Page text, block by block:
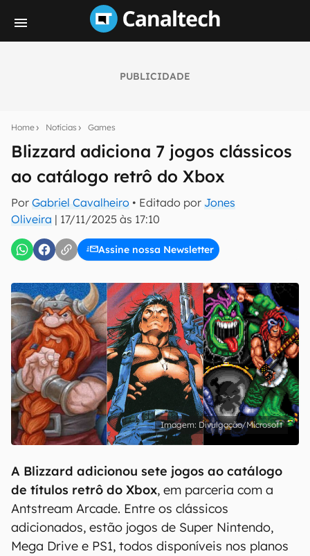
PUBLICIDADE
Home Notícias Games
Blizzard adiciona 7 jogos clássicos
ao catálogo retrô do Xbox
Por Gabriel Cavalheiro • Editado por Jones
Oliveira | 17/11/2025 às 17:10
Assine nossa Newsletter
notícias e reviews sobre tecnologia em primeira
E-mail
Uso e Política de Privacidade do Canaltech.
Divulgação/Microsoft
A Blizzard adicionou sete jogos ao catálogo
de títulos retrô do Xbox, em parceria com a
Antstream Arcade. Entre os clássicos
adicionados, estão jogos de Super Nintendo,
Mega Drive e PS1, todos disponíveis nos planos